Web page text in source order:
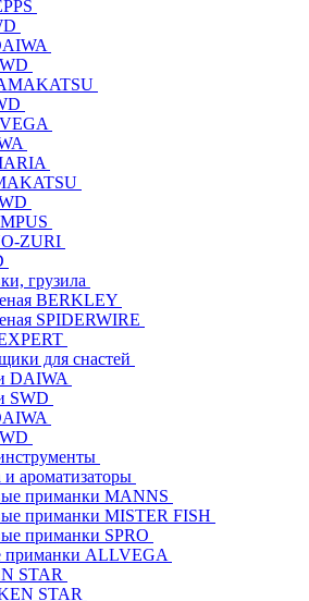
ZURI
грузила
BERKLEY
SPIDERWIRE
для снастей
DAIWA
SWD
ароматизаторы
приманки MANNS
приманки MISTER FISH
приманки SPRO
приманки ALLVEGA
STAR
STAR